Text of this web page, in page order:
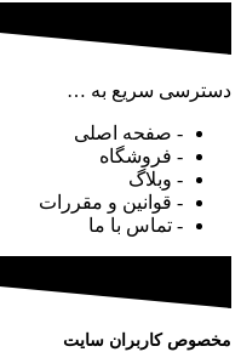
دسترسی سریع به …
- صفحه اصلی
- فروشگاه
- وبلاگ
- قوانین و مقررات
- تماس با ما
مخصوص کاربران سایت